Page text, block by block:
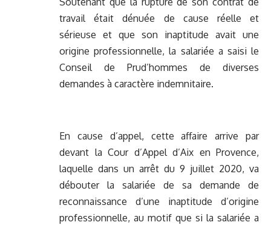
travail était dénuée de cause réelle et
sérieuse et que son inaptitude avait une
origine professionnelle, la salariée a saisi le
Conseil de Prud’hommes de diverses
demandes à caractère indemnitaire.
En cause d’appel, cette affaire arrive par
devant la Cour d’Appel d’Aix en Provence,
laquelle dans un arrêt du 9 juillet 2020, va
débouter la salariée de sa demande de
reconnaissance d’une inaptitude d’origine
professionnelle, au motif que si la salariée a